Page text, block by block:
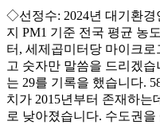
◇선정수: 2024년 대기환경
지 PM1 기준 전국 평균 농
터, 세제곱미터당 마이크
고 숫자만 말씀을 드리겠습
는 29를 기록을 했습니다.
치가 2015년부터 존재하는
로 낮아졌습니다. 수도권